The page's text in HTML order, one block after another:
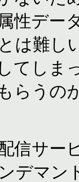
性デー
は難し
てしま
らうの
信サー
デマン